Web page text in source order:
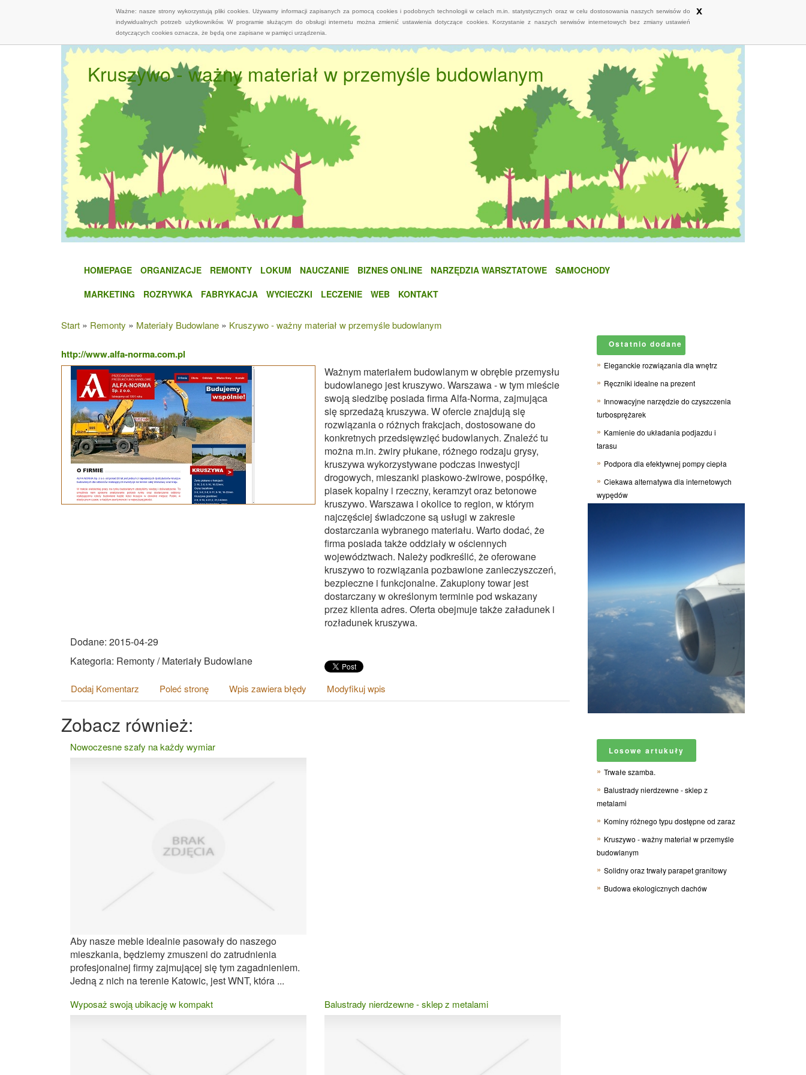
Ważne: nasze strony wykorzystują pliki cookies. Używamy informacji zapisanych za pomocą cookies i podobnych technologii w celach m.in. statystycznych oraz w celu dostosowania naszych serwisów do
indywidualnych potrzeb użytkowników. W programie służącym do obsługi internetu można zmienić ustawienia dotyczące cookies. Korzystanie z naszych serwisów internetowych bez zmiany ustawień
dotyczących cookies oznacza, że będą one zapisane w pamięci urządzenia.
x
Kruszywo - ważny materiał w przemyśle budowlanym
HOMEPAGE ORGANIZACJE REMONTY LOKUM NAUCZANIE BIZNES ONLINE NARZĘDZIA WARSZTATOWE
SAMOCHODY
MARKETING
ROZRYWKA FABRYKACJA WYCIECZKI LECZENIE WEB KONTAKT
Start » Remonty » Materiały Budowlane » Kruszywo - ważny materiał w przemyśle budowlanym
http://www.alfa-norma.com.pl
Ważnym materiałem budowlanym w obrębie przemysłu
budowlanego jest kruszywo. Warszawa - w tym mieście
swoją siedzibę posiada firma Alfa-Norma, zajmująca
się sprzedażą kruszywa. W ofercie znajdują się
rozwiązania o różnych frakcjach, dostosowane do
konkretnych przedsięwzięć budowlanych. Znaleźć tu
można m.in. żwiry płukane, różnego rodzaju grysy,
kruszywa wykorzystywane podczas inwestycji
drogowych, mieszanki piaskowo-żwirowe, pospółkę,
piasek kopalny i rzeczny, keramzyt oraz betonowe
kruszywo. Warszawa i okolice to region, w którym
najczęściej świadczone są usługi w zakresie
dostarczania wybranego materiału. Warto dodać, że
firma posiada także oddziały w ościennych
województwach. Należy podkreślić, że oferowane
kruszywo to rozwiązania pozbawione zanieczyszczeń,
bezpieczne i funkcjonalne. Zakupiony towar jest
dostarczany w określonym terminie pod wskazany
przez klienta adres. Oferta obejmuje także załadunek i
rozładunek kruszywa.
Dodane: 2015-04-29
Kategoria: Remonty / Materiały Budowlane
Dodaj Komentarz Poleć stronę Wpis zawiera błędy Modyfikuj wpis
Zobacz również:
Nowoczesne szafy na każdy wymiar
Aby nasze meble idealnie pasowały do naszego
mieszkania, będziemy zmuszeni do zatrudnienia
profesjonalnej firmy zajmującej się tym zagadnieniem.
Jedną z nich na terenie Katowic, jest WNT, która ...
Wyposaż swoją ubikację w kompakt Balustrady nierdzewne - sklep z metalami
Ostatnio dodane
Eleganckie rozwiązania dla wnętrz
Ręczniki idealne na prezent
Innowacyjne narzędzie do czyszczenia
turbosprężarek
Kamienie do układania podjazdu i
tarasu
Podpora dla efektywnej pompy ciepła
Ciekawa alternatywa dla internetowych
wypędów
Losowe artukuły
Trwałe szamba.
Balustrady nierdzewne - sklep z
metalami
Kominy różnego typu dostępne od zaraz
Kruszywo - ważny materiał w przemyśle
budowlanym
Solidny oraz trwały parapet granitowy
Budowa ekologicznych dachów